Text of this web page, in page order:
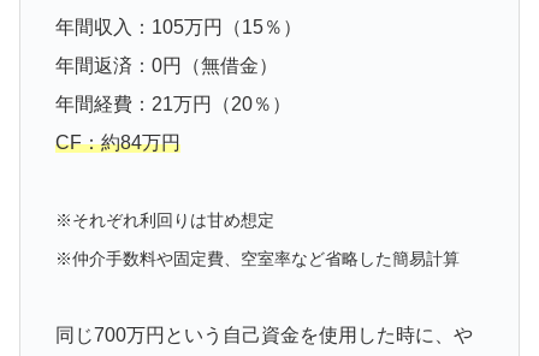
年間収入：105万円（15％）
年間返済：0円（無借金）
年間経費：21万円（20％）
CF：約84万円
※それぞれ利回りは甘め想定
※仲介手数料や固定費、空室率など省略した簡易計算
同じ700万円という自己資金を使用した時に、や